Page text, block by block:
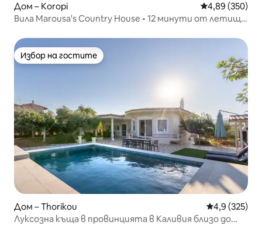
Дом – Koropi Средна
4,89 (350)
Вила Marousa's Country House • 12 минути от летище
Избор на гостите
Избор на гостите
Дом – Thorikou Средна
4,9 (325)
Луксозна къща в провинцията в Каливия близо до